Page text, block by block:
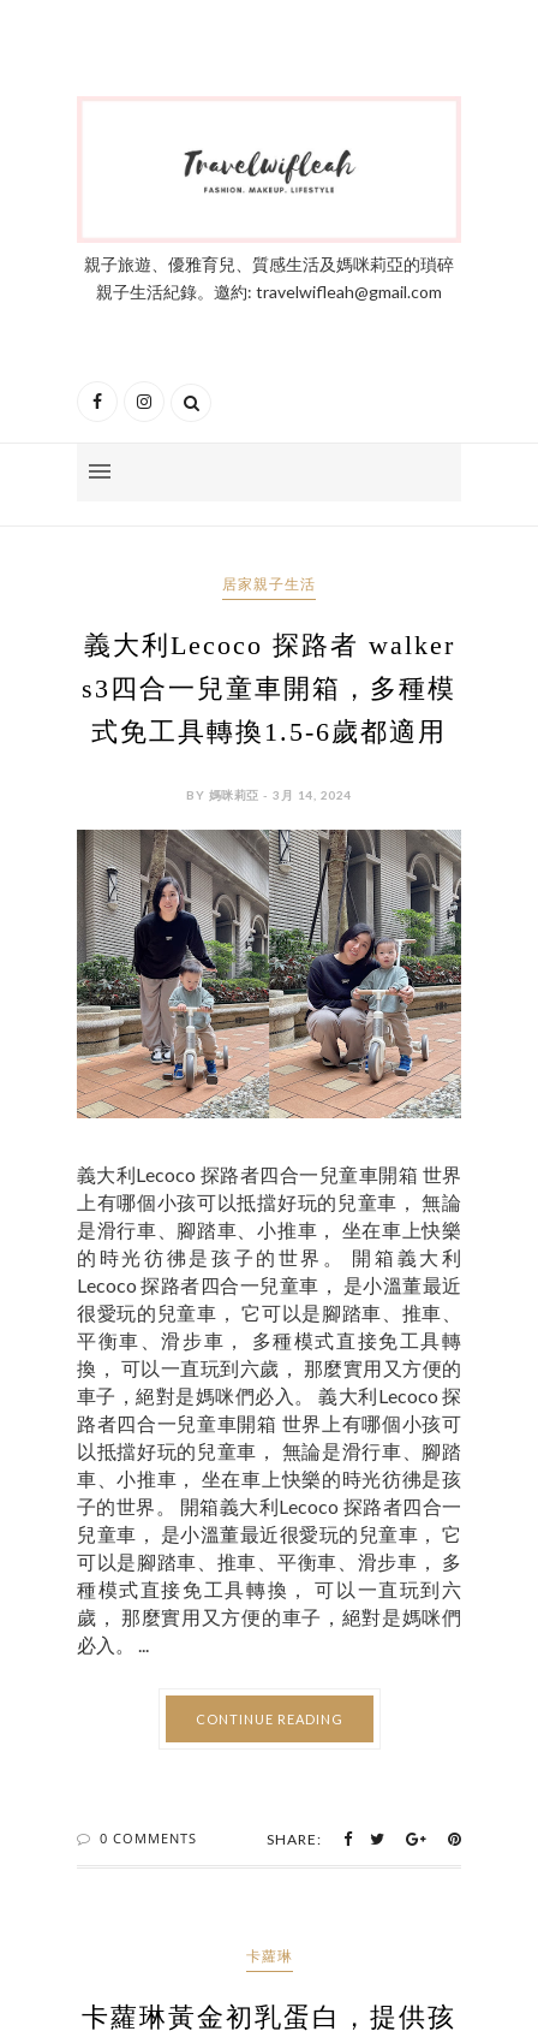
親子旅遊、優雅育兒、質感生活及媽咪莉亞的瑣碎
親子生活紀錄。邀約: travelwifleah@gmail.com
居家親子生活
義大利Lecoco 探路者 walker
s3四合一兒童車開箱，多種模
式免工具轉換1.5-6歲都適用
BY 媽咪莉亞 - 3月 14, 2024
義大利Lecoco 探路者四合一兒童車開箱 世界
上有哪個小孩可以抵擋好玩的兒童車， 無論
是滑行車、腳踏車、小推車， 坐在車上快樂
的時光彷彿是孩子的世界。 開箱義大利
Lecoco 探路者四合一兒童車， 是小溫董最近
很愛玩的兒童車， 它可以是腳踏車、推車、
平衡車、滑步車， 多種模式直接免工具轉
換， 可以一直玩到六歲， 那麼實用又方便的
車子，絕對是媽咪們必入。 義大利Lecoco 探
路者四合一兒童車開箱 世界上有哪個小孩可
以抵擋好玩的兒童車， 無論是滑行車、腳踏
車、小推車， 坐在車上快樂的時光彷彿是孩
子的世界。 開箱義大利Lecoco 探路者四合一
兒童車， 是小溫董最近很愛玩的兒童車， 它
可以是腳踏車、推車、平衡車、滑步車， 多
種模式直接免工具轉換， 可以一直玩到六
歲， 那麼實用又方便的車子，絕對是媽咪們
必入。 ...
CONTINUE READING
0 COMMENTS SHARE:
卡蘿琳
卡蘿琳黃金初乳蛋白，提供孩